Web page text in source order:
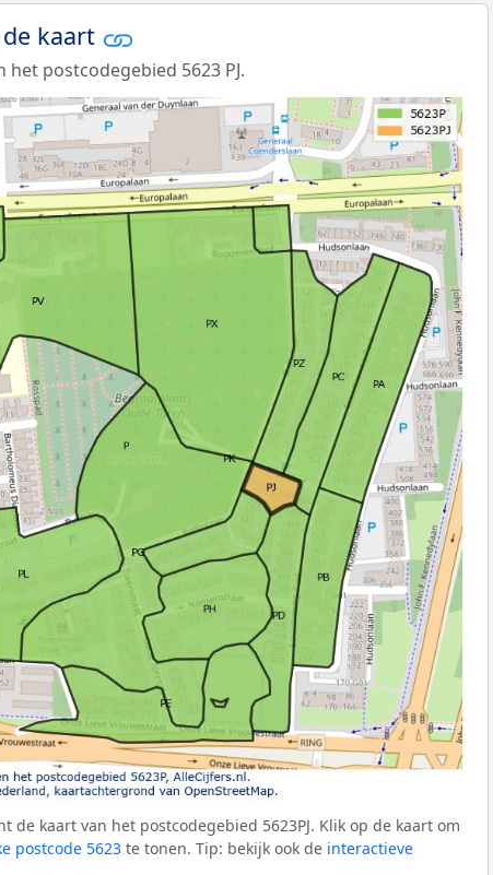
de kaart
postcodegebied 5623 PJ.
de kaart van het postcodegebied 5623PJ. Klik op de kaart om
postcode 5623 te tonen. Tip: bekijk ook de interactieve